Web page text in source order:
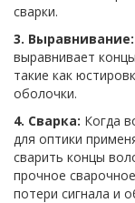
сварки.
3. Выравнивание:
выравнивает
такие как
оболочки.
4. Сварка: Когда
для оптики
сварить концы
прочное
потери сигнала и